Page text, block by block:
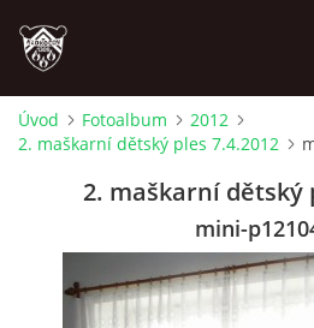
ÚVOD
PROBĚHLÉ AKCE
Úvod Fotoalbum
2012
2. maškarní dětský ples 7.4.2012
2. maškarní dětský
mini-